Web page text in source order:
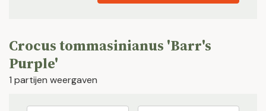
Crocus tommasinianus 'Barr's
Purple'
1 partijen weergaven